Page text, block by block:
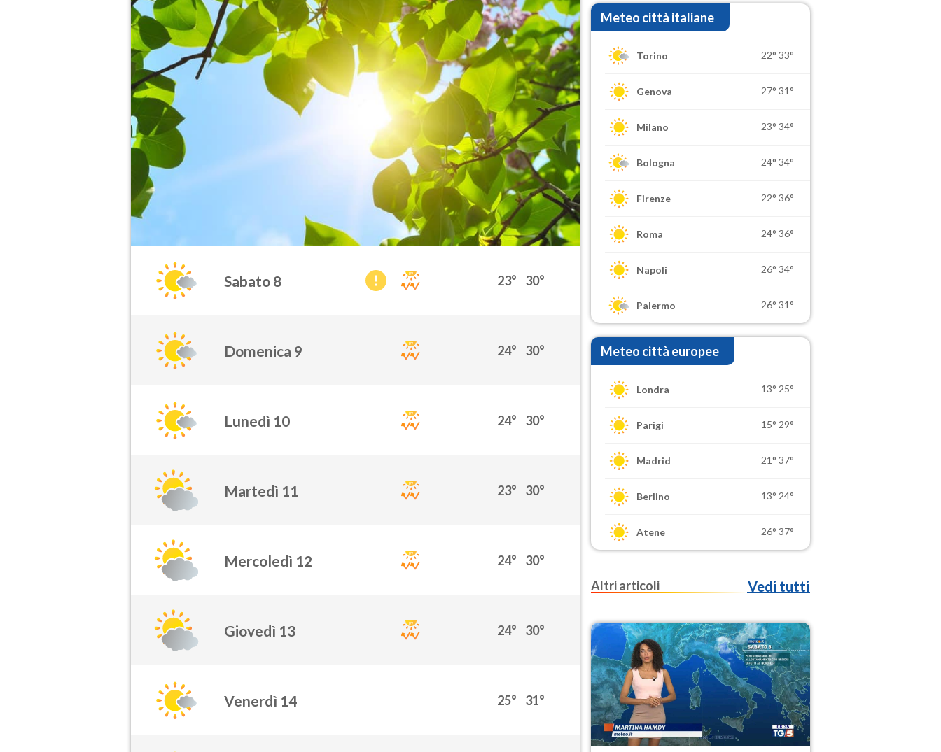
Sabato 8 23° 30°
Domenica 9 24° 30°
Lunedì 10 24° 30°
Martedì 11 23° 30°
Mercoledì 12 24° 30°
Giovedì 13 24° 30°
Venerdì 14 25° 31°
Meteo città italiane
Torino 22° 33°
Genova 27° 31°
Milano 23° 34°
Bologna 24° 34°
Firenze 22° 36°
Roma 24° 36°
Napoli 26° 34°
Palermo 26° 31°
Meteo città europee
Londra 13° 25°
Parigi 15° 29°
Madrid 21° 37°
Berlino 13° 24°
Atene 26° 37°
Altri articoli Vedi tutti